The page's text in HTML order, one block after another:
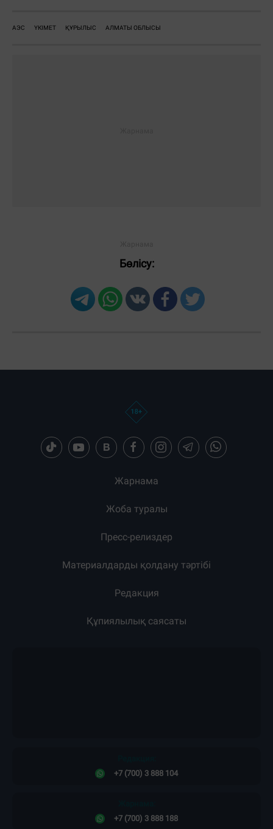
АЭС ҮКІМЕТ ҚҰРЫЛЫС АЛМАТЫ ОБЛЫСЫ
Бөлісу:
Жарнама
Жоба туралы
Пресс-релиздер
Материалдарды қолдану тәртібі
Редакция
Құпиялылық саясаты
+7 (700) 3 888 104
+7 (700) 3 888 188